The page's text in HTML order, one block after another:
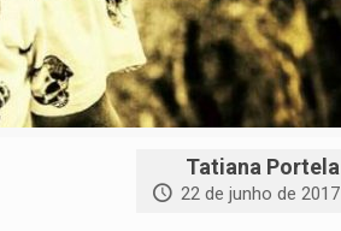
Tatiana Portela
22 de junho de 2017